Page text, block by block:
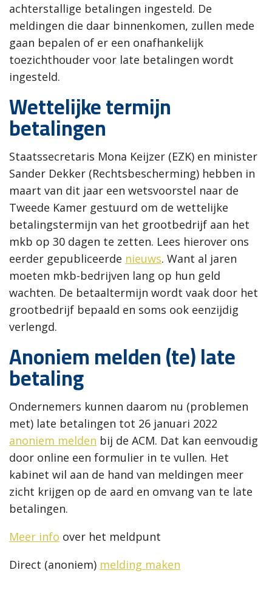
achterstallige betalingen ingesteld. De
meldingen die daar binnenkomen, zullen mede
gaan bepalen of er een onafhankelijk
toezichthouder voor late betalingen wordt
ingesteld.
Wettelijke termijn
betalingen
Staatssecretaris Mona Keijzer (EZK) en minister
Sander Dekker (Rechtsbescherming) hebben in
maart van dit jaar een wetsvoorstel naar de
Tweede Kamer gestuurd om de wettelijke
betalingstermijn van het grootbedrijf aan het
mkb op 30 dagen te zetten. Lees hierover ons
eerder gepubliceerde nieuws. Want al jaren
moeten mkb-bedrijven lang op hun geld
wachten. De betaaltermijn wordt vaak door het
grootbedrijf bepaald en soms ook eenzijdig
verlengd.
Anoniem melden (te) late
betaling
Ondernemers kunnen daarom nu (problemen
met) late betalingen tot 26 januari 2022
anoniem melden bij de ACM. Dat kan eenvoudig
door online een formulier in te vullen. Het
kabinet wil aan de hand van meldingen meer
zicht krijgen op de aard en omvang van te late
betalingen.
Meer info over het meldpunt
Direct (anoniem) melding maken